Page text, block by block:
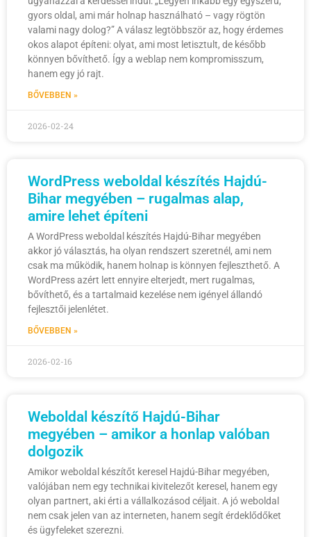
gyors oldal, ami már holnap használható – vagy rögtön
valami nagy dolog?” A válasz legtöbbször az, hogy érdemes
okos alapot építeni: olyat, ami most letisztult, de később
könnyen bővíthető. Így a weblap nem kompromisszum,
hanem egy jó rajt.
BŐVEBBEN »
2026-02-24
WordPress weboldal készítés Hajdú-
Bihar megyében – rugalmas alap,
amire lehet építeni
A WordPress weboldal készítés Hajdú-Bihar megyében
akkor jó választás, ha olyan rendszert szeretnél, ami nem
csak ma működik, hanem holnap is könnyen fejleszthető. A
WordPress azért lett ennyire elterjedt, mert rugalmas,
bővíthető, és a tartalmaid kezelése nem igényel állandó
fejlesztői jelenlétet.
BŐVEBBEN »
2026-02-16
Weboldal készítő Hajdú-Bihar
megyében – amikor a honlap valóban
dolgozik
Amikor weboldal készítőt keresel Hajdú-Bihar megyében,
valójában nem egy technikai kivitelezőt keresel, hanem egy
olyan partnert, aki érti a vállalkozásod céljait. A jó weboldal
nem csak jelen van az interneten, hanem segít érdeklődőket
és ügyfeleket szerezni.